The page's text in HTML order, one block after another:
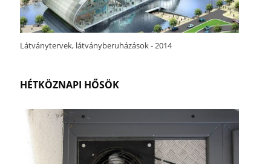
Látványtervek, látványberuházások - 2014
HÉTKÖZNAPI HŐSÖK